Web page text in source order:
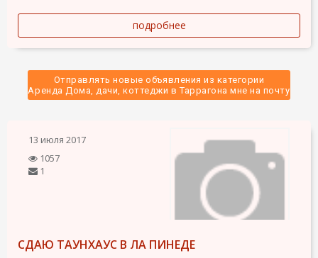
подробнее
Отправлять новые объявления из категории
Аренда Дома, дачи, коттеджи в Таррагона мне на почту
13 июля 2017
1057
1
СДАЮ ТАУНХАУС В ЛА ПИНЕДЕ